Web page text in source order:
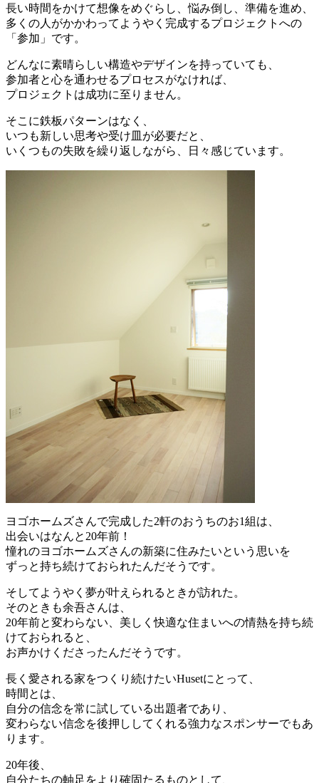
長い時間をかけて想像をめぐらし、悩み倒し、準備を進め、
多くの人がかかわってようやく完成するプロジェクトへの
「参加」です。
どんなに素晴らしい構造やデザインを持っていても、
参加者と心を通わせるプロセスがなければ、
プロジェクトは成功に至りません。
そこに鉄板パターンはなく、
いつも新しい思考や受け皿が必要だと、
いくつもの失敗を繰り返しながら、日々感じています。
ヨゴホームズさんで完成した2軒のおうちのお1組は、
出会いはなんと20年前！
憧れのヨゴホームズさんの新築に住みたいという思いを
ずっと持ち続けておられたんだそうです。
そしてようやく夢が叶えられるときが訪れた。
そのときも余吾さんは、
20年前と変わらない、美しく快適な住まいへの情熱を持ち続
けておられると、
お声かけくださったんだそうです。
長く愛される家をつくり続けたいHusetにとって、
時間とは、
自分の信念を常に試している出題者であり、
変わらない信念を後押ししてくれる強力なスポンサーでもあ
ります。
20年後、
自分たちの軸足をより確固たるものとして、